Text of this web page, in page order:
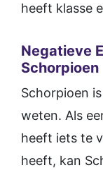
heeft klasse
Negatieve
Schorpioen
Schorpioen
weten. Als
heeft iets te
heeft, kan